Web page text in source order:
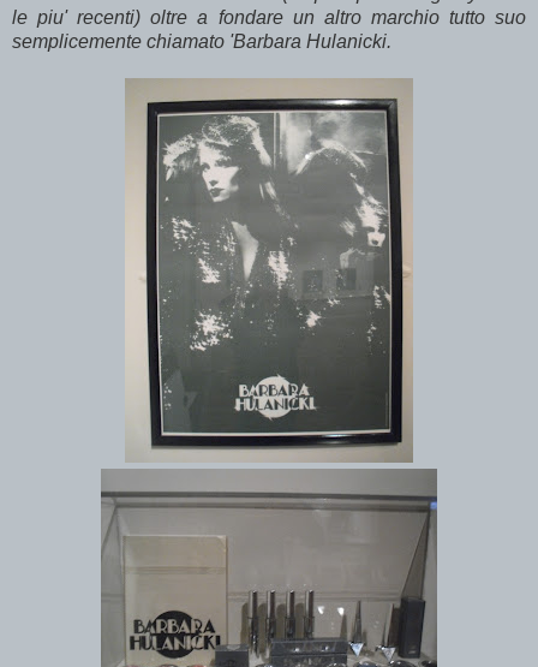
le piu' recenti) oltre a fondare un altro marchio tutto suo
semplicemente chiamato 'Barbara Hulanicki.